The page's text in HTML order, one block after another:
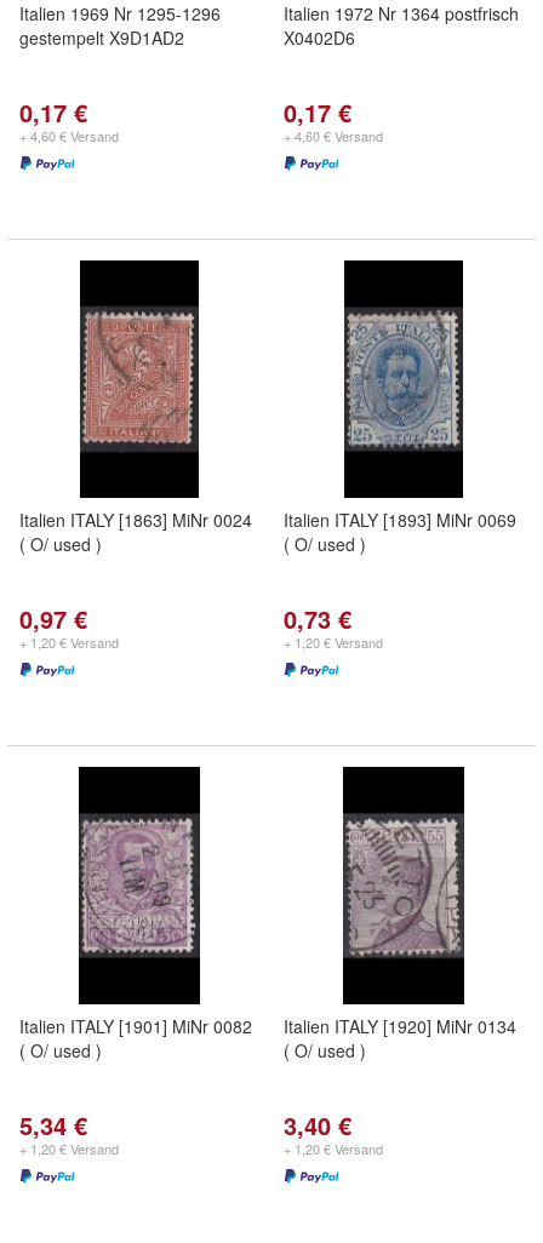
Italien 1969 Nr 1295-1296
gestempelt X9D1AD2
0,17 €
+ 4,60 € Versand
Italien 1972 Nr 1364 postfrisch
X0402D6
0,17 €
+ 4,60 € Versand
Italien ITALY [1863] MiNr 0024
( O/ used )
0,97 €
+ 1,20 € Versand
Italien ITALY [1893] MiNr 0069
( O/ used )
0,73 €
+ 1,20 € Versand
Italien ITALY [1901] MiNr 0082
( O/ used )
5,34 €
+ 1,20 € Versand
Italien ITALY [1920] MiNr 0134
( O/ used )
3,40 €
+ 1,20 € Versand